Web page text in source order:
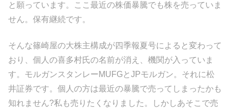
と願っています。ここ最近の株価暴騰でも株を売っていま
せん。保有継続です。
そんな篠崎屋の大株主構成が四季報夏号によると変わって
おり、個人の喜多村氏の名前が消え、機関が入っていま
す。モルガンスタンレーMUFGとJPモルガン。それに松
井証券です。個人の方は最近の暴騰で売ってしまったかも
知れません?私も売りたくなりました。しかしあそこで売